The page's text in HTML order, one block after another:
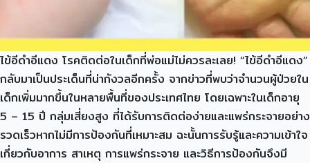
ไข้อีดำอีแดง โรคติดต่อในเด็กที่พ่อแม่ไม่ควรละเลย! “ไข้อีดำอีแดง”
กลับมาเป็นประเด็นที่น่ากังวลอีกครั้ง จากข่าวที่พบว่าจำนวนผู้ป่วยใน
เด็กเพิ่มมากขึ้นในหลายพื้นที่ของประเทศไทย โดยเฉพาะในเด็กอายุ
5 – 15 ปี กลุ่มเสี่ยงสูง ที่ได้รับการติดต่อง่ายและแพร่กระจายอย่าง
รวดเร็วหากไม่มีการป้องกันที่เหมาะสม ฉะนั้นการรับรู้และความเข้าใจ
เกี่ยวกับอาการ สาเหตุ การแพร่กระจาย และวิธีการป้องกันจึงมี